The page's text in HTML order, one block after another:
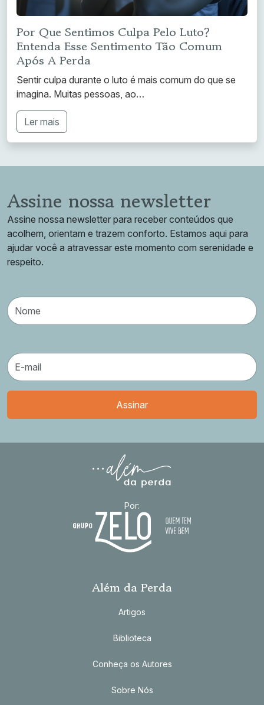
Por Que Sentimos Culpa Pelo Luto?
Entenda Esse Sentimento Tão Comum
Após A Perda
Sentir culpa durante o luto é mais comum do que se
imagina. Muitas pessoas, ao…
Ler mais
Assine nossa newsletter
Assine nossa newsletter para receber conteúdos que
acolhem, orientam e trazem conforto. Estamos aqui para
ajudar você a atravessar este momento com serenidade e
respeito.
Por:
Além da Perda
Artigos
Biblioteca
Conheça os Autores
Sobre Nós